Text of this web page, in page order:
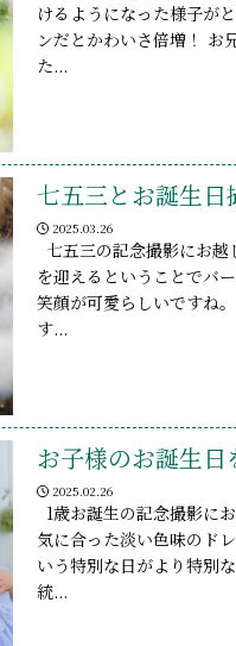
けるようになった様子が
ンだとかわいさ倍増！ お
た...
七五三とお誕生日
2025.03.26
七五三の記念撮影にお
を迎えるということでバ
笑顔が可愛らしいですね
す...
お子様のお誕生日
2025.02.26
1歳お誕生の記念撮影に
気に合った淡い色味のド
いう特別な日がより特別
統...